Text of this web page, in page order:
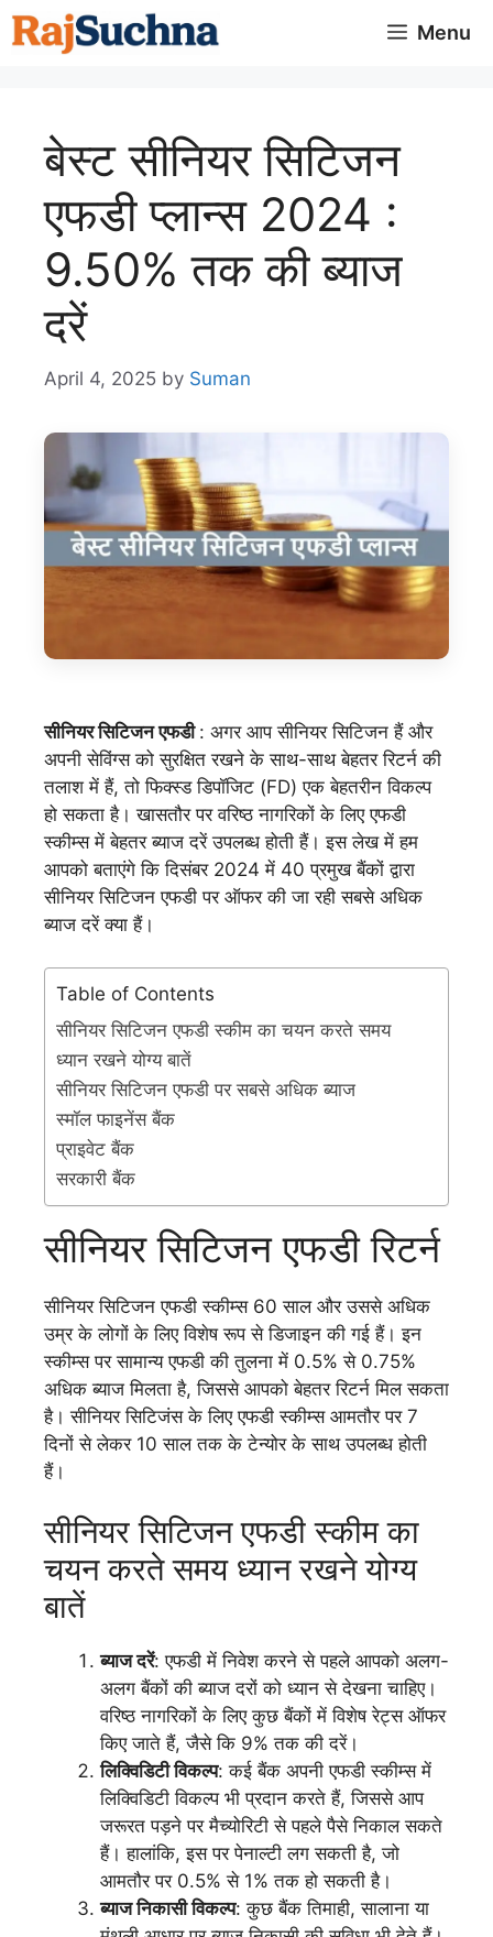
Skip
to
Menu
बेस्ट सीनियर सिटिजन
एफडी प्लान्स 2024 :
9.50% तक की ब्याज
दरें
April 4, 2025 by Suman
सीनियर सिटिजन एफडी : अगर आप सीनियर सिटिजन हैं और
अपनी सेविंग्स को सुरक्षित रखने के साथ-साथ बेहतर रिटर्न की
तलाश में हैं, तो फिक्स्ड डिपॉजिट (FD) एक बेहतरीन विकल्प
हो सकता है। खासतौर पर वरिष्ठ नागरिकों के लिए एफडी
स्कीम्स में बेहतर ब्याज दरें उपलब्ध होती हैं। इस लेख में हम
आपको बताएंगे कि दिसंबर 2024 में 40 प्रमुख बैंकों द्वारा
सीनियर सिटिजन एफडी पर ऑफर की जा रही सबसे अधिक
ब्याज दरें क्या हैं।
Table of Contents
सीनियर सिटिजन एफडी स्कीम का चयन करते समय
ध्यान रखने योग्य बातें
सीनियर सिटिजन एफडी पर सबसे अधिक ब्याज
स्मॉल फाइनेंस बैंक
प्राइवेट बैंक
सरकारी बैंक
सीनियर सिटिजन एफडी रिटर्न
सीनियर सिटिजन एफडी स्कीम्स 60 साल और उससे अधिक
उम्र के लोगों के लिए विशेष रूप से डिजाइन की गई हैं। इन
स्कीम्स पर सामान्य एफडी की तुलना में 0.5% से 0.75%
अधिक ब्याज मिलता है, जिससे आपको बेहतर रिटर्न मिल सकता
है। सीनियर सिटिजंस के लिए एफडी स्कीम्स आमतौर पर 7
दिनों से लेकर 10 साल तक के टेन्योर के साथ उपलब्ध होती
हैं।
सीनियर सिटिजन एफडी स्कीम का
चयन करते समय ध्यान रखने योग्य
बातें
ब्याज दरें: एफडी में निवेश करने से पहले आपको अलग-
अलग बैंकों की ब्याज दरों को ध्यान से देखना चाहिए।
वरिष्ठ नागरिकों के लिए कुछ बैंकों में विशेष रेट्स ऑफर
किए जाते हैं, जैसे कि 9% तक की दरें।
लिक्विडिटी विकल्प: कई बैंक अपनी एफडी स्कीम्स में
लिक्विडिटी विकल्प भी प्रदान करते हैं, जिससे आप
जरूरत पड़ने पर मैच्योरिटी से पहले पैसे निकाल सकते
हैं। हालांकि, इस पर पेनाल्टी लग सकती है, जो
आमतौर पर 0.5% से 1% तक हो सकती है।
ब्याज निकासी विकल्प: कुछ बैंक तिमाही, सालाना या